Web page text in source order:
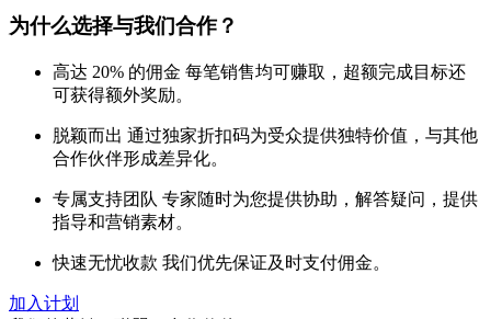
为什么选择与我们合作？
高达 20% 的佣金 每笔销售均可赚取，超额完成目标还
可获得额外奖励。
脱颖而出 通过独家折扣码为受众提供独特价值，与其他
合作伙伴形成差异化。
专属支持团队 专家随时为您提供协助，解答疑问，提供
指导和营销素材。
快速无忧收款 我们优先保证及时支付佣金。
加入计划